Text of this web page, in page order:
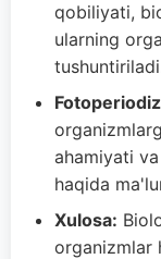
qobiliyati,
ularning
ahamiyati
haqida
Xulosa:
organizmlar